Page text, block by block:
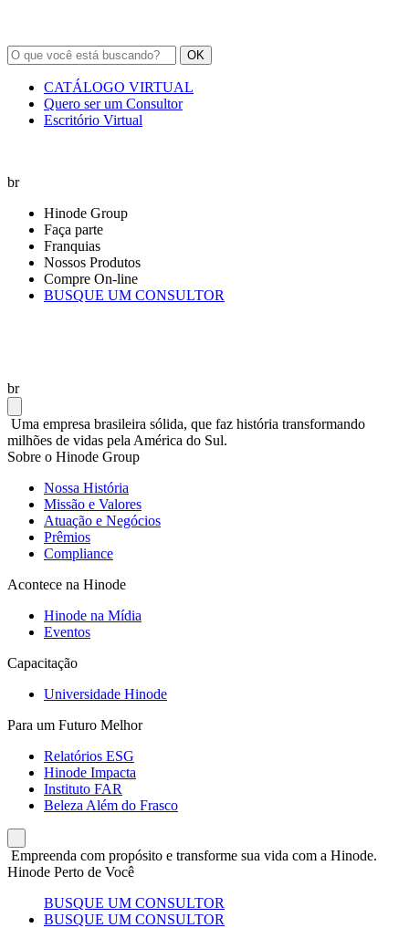
OK
CATÁLOGO VIRTUAL
Quero ser um Consultor
Escritório Virtual
br
Hinode Group
Faça parte
Franquias
Nossos Produtos
Compre On-line
BUSQUE UM CONSULTOR
br
Uma empresa brasileira sólida, que faz história transformando
milhões de vidas pela América do Sul.
Sobre o Hinode Group
Nossa História
Missão e Valores
Atuação e Negócios
Prêmios
Compliance
Acontece na Hinode
Hinode na Mídia
Eventos
Capacitação
Universidade Hinode
Para um Futuro Melhor
Relatórios ESG
Hinode Impacta
Instituto FAR
Beleza Além do Frasco
Empreenda com propósito e transforme sua vida com a Hinode.
Hinode Perto de Você
BUSQUE UM CONSULTOR
BUSQUE UM CONSULTOR